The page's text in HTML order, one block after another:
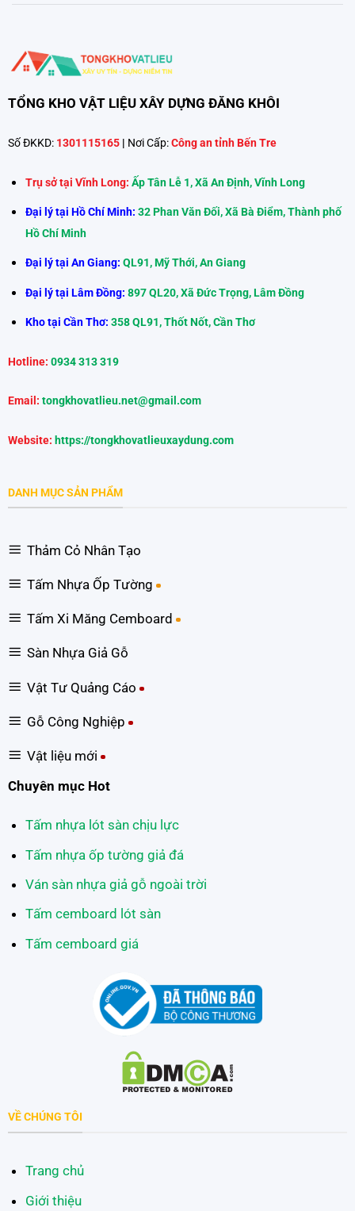
TỔNG KHO VẬT LIỆU XÂY DỰNG ĐĂNG KHÔI
Số ĐKKD: 1301115165 | Nơi Cấp: Công an tỉnh Bến Tre
Trụ sở tại Vĩnh Long: Ấp Tân Lễ 1, Xã An Định, Vĩnh Long
Đại lý tại Hồ Chí Minh: 32 Phan Văn Đối, Xã Bà Điểm, Thành phố
Hồ Chí Minh
Đại lý tại An Giang: QL91, Mỹ Thới, An Giang
Đại lý tại Lâm Đồng:897 QL20, Xã Đức Trọng, Lâm Đồng
Kho tại Cần Thơ: 358 QL91, Thốt Nốt, Cần Thơ
Hotline: 0934 313 319
Email: tongkhovatlieu.net@gmail.com
Website: https://tongkhovatlieuxaydung.com
DANH MỤC SẢN PHẨM
Thảm Cỏ Nhân Tạo
Tấm Nhựa Ốp Tường
Tấm Xi Măng Cemboard
Sàn Nhựa Giả Gỗ
Vật Tư Quảng Cáo
Gỗ Công Nghiệp
Vật liệu mới
Chuyên mục Hot
Tấm nhựa lót sàn chịu lực
Tấm nhựa ốp tường giả đá
Ván sàn nhựa giả gỗ ngoài trời
Tấm cemboard lót sàn
Tấm cemboard giá
VỀ CHÚNG TÔI
Trang chủ
Giới thiệu